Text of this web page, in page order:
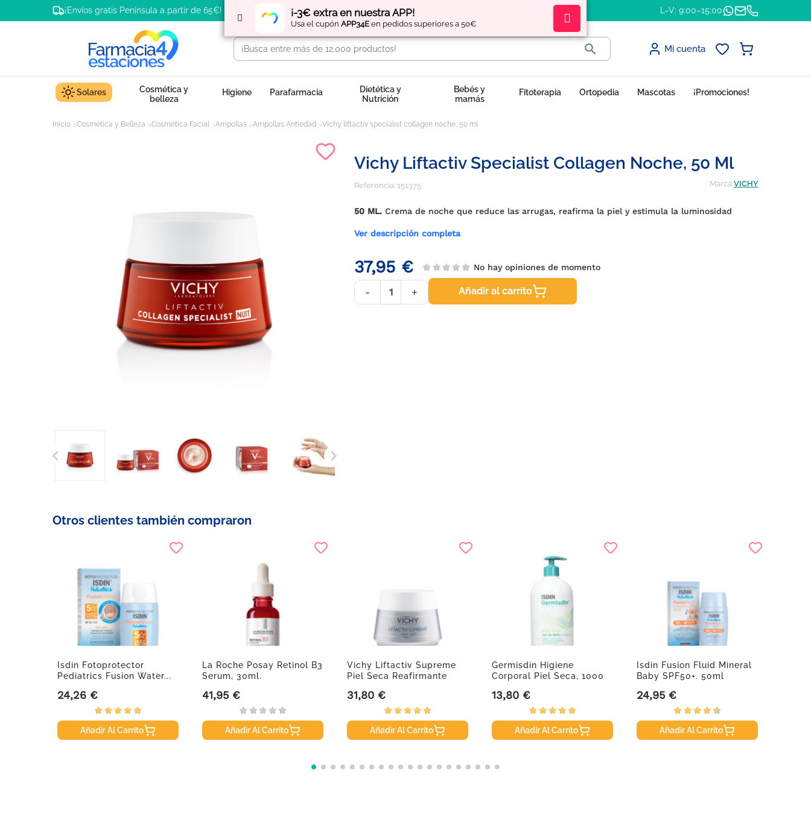
¡-3€ extra en nuestra APP!
Usa el cupón APP34E en pedidos superiores a 50€
¡Envíos gratis Península a partir de 65€! Regístratey obtén L–V: 9:00–15:00
 Mi cuenta
Solares
Cosmética y
belleza
Higiene Parafarmacia
Dietética y
Nutrición
Bebés y
mamás
Fitoterapia Ortopedia Mascotas ¡Promociones!
Inicio Cosmética y Belleza Cosmética Facial Ampollas Ampollas Antiedad Vichy liftactiv specialist collagen noche, 50 ml
 
Vichy Liftactiv Specialist Collagen Noche, 50 Ml
Referencia: 151375 Marca VICHY
50 ML. Crema de noche que reduce las arrugas, reafirma la piel y estimula la luminosidad
Ver descripción completa
37,95 € No hay opiniones de momento
- + Añadir al carrito
Otros clientes también compraron
Isdin Fotoprotector
Pediatrics Fusion Water...
Precio
24,26 €
Añadir Al Carrito
La Roche Posay Retinol B3
Serum, 30ml.
Precio
41,95 €
Añadir Al Carrito
Vichy Liftactiv Supreme
Piel Seca Reafirmante
Precio
31,80 €
Añadir Al Carrito
Germisdin Higiene
Corporal Piel Seca, 1000
Precio
13,80 €
Añadir Al Carrito
Isdin Fusion Fluid Mineral
Baby SPF50+. 50ml
Precio
24,95 €
Añadir Al Carrito